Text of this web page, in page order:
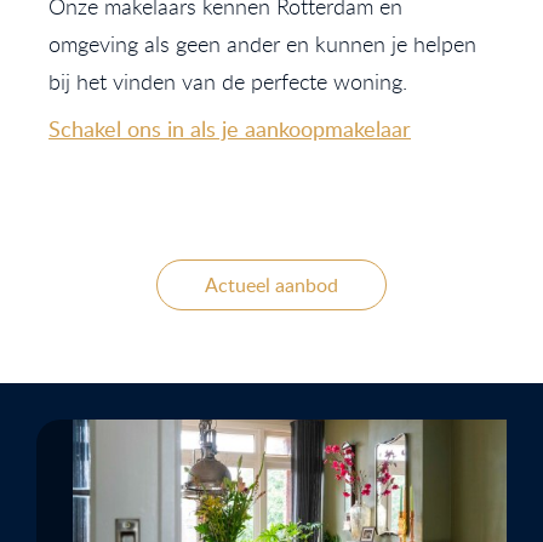
Onze makelaars kennen Rotterdam en
omgeving als geen ander en kunnen je helpen
bij het vinden van de perfecte woning.
Schakel ons in als je aankoopmakelaar
Actueel aanbod